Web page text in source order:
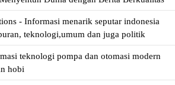
- Informasi menarik seputar indonesia
teknologi,umum dan juga politik
teknologi pompa dan otomasi modern
hobi